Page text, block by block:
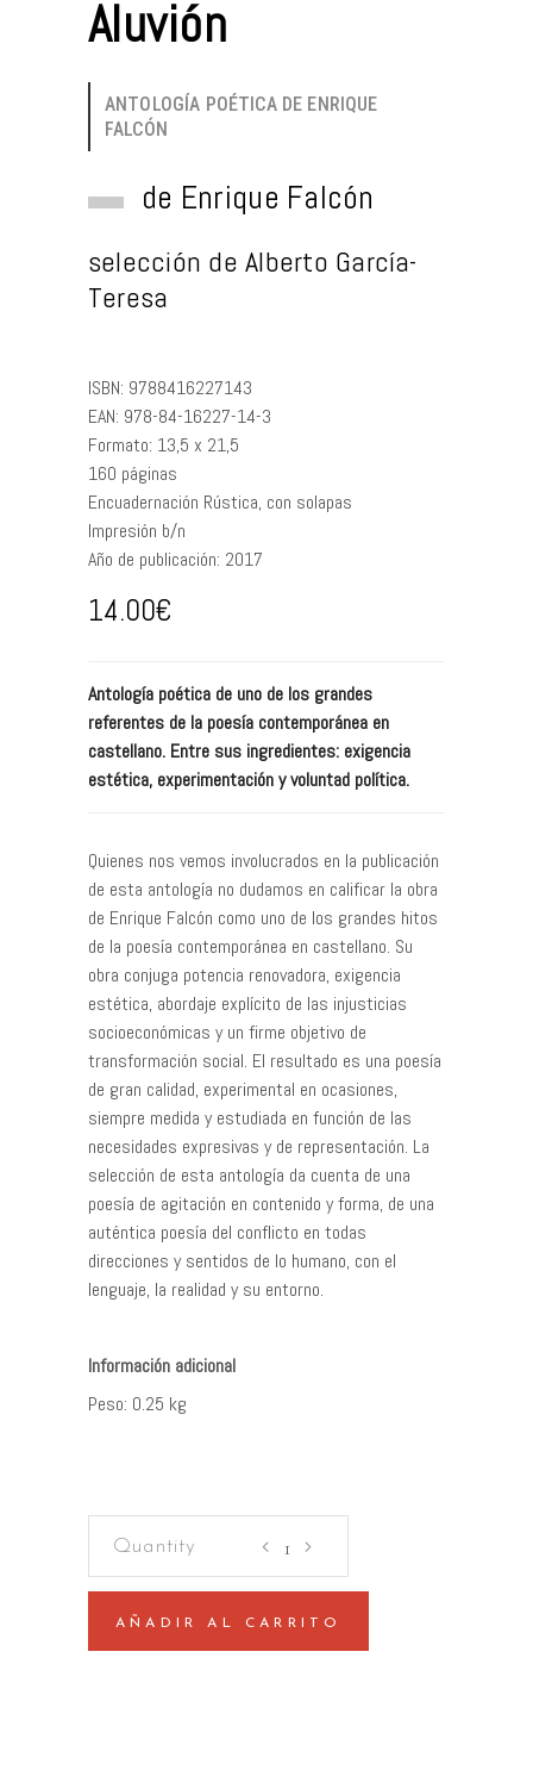
Aluvión
ANTOLOGÍA POÉTICA DE ENRIQUE
FALCÓN
de Enrique Falcón
selección deAlberto García-
Teresa
ISBN: 9788416227143
EAN: 978-84-16227-14-3
Formato: 13,5 x 21,5
160 páginas
Encuadernación Rústica, con solapas
Impresión b/n
Año de publicación: 2017
14.00€
Antología poética de uno de los grandes
referentes de la poesía contemporánea en
castellano. Entre sus ingredientes: exigencia
estética, experimentación y voluntad política.
Quienes nos vemos involucrados en la publicación
de esta antología no dudamos en calificar la obra
de Enrique Falcón como uno de los grandes hitos
de la poesía contemporánea en castellano. Su
obra conjuga potencia renovadora, exigencia
estética, abordaje explícito de las injusticias
socioeconómicas y un firme objetivo de
transformación social. El resultado es una poesía
de gran calidad, experimental en ocasiones,
siempre medida y estudiada en función de las
necesidades expresivas y de representación. La
selección de esta antología da cuenta de una
poesía de agitación en contenido y forma, de una
auténtica poesía del conflicto en todas
direcciones y sentidos de lo humano, con el
lenguaje, la realidad y su entorno.
Peso 0.25 kg
quantity
AÑADIR AL CARRITO